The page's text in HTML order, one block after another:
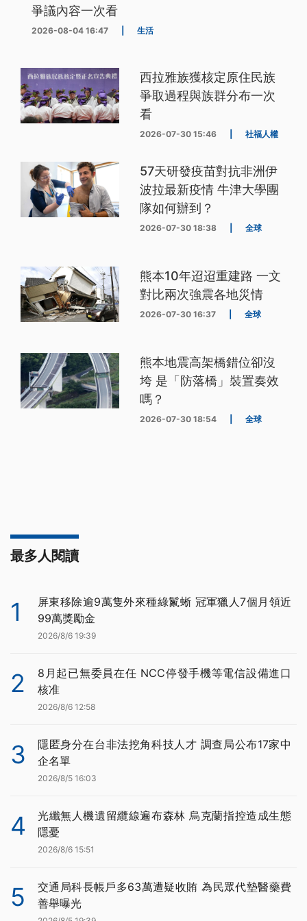
爭議內容一次看
2026-08-04 16:47 生活
西拉雅族獲核定原住民族
爭取過程與族群分布一次
看
2026-07-30 15:46 社福人權
57天研發疫苗對抗非洲伊
波拉最新疫情 牛津大學團
隊如何辦到？
2026-07-30 18:38 全球
熊本10年迢迢重建路 一文
對比兩次強震各地災情
2026-07-30 16:37 全球
熊本地震高架橋錯位卻沒
垮 是「防落橋」裝置奏效
嗎？
2026-07-30 18:54 全球
最多人閱讀
1
屏東移除逾9萬隻外來種綠鬣蜥 冠軍獵人7個月領近
99萬獎勵金
2026/8/6 19:39
2
8月起已無委員在任 NCC停發手機等電信設備進口
核准
2026/8/6 12:58
3
隱匿身分在台非法挖角科技人才 調查局公布17家中
企名單
2026/8/5 16:03
4
光纖無人機遺留纜線遍布森林 烏克蘭指控造成生態
隱憂
2026/8/6 15:51
5
交通局科長帳戶多63萬遭疑收賄 為民眾代墊醫藥費
善舉曝光